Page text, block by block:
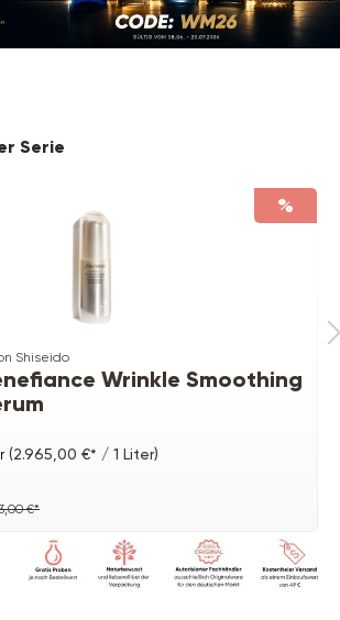
Serie
%
Shiseido
Wrinkle Smoothing
(2.965,00 €* / 1 Liter)
€*